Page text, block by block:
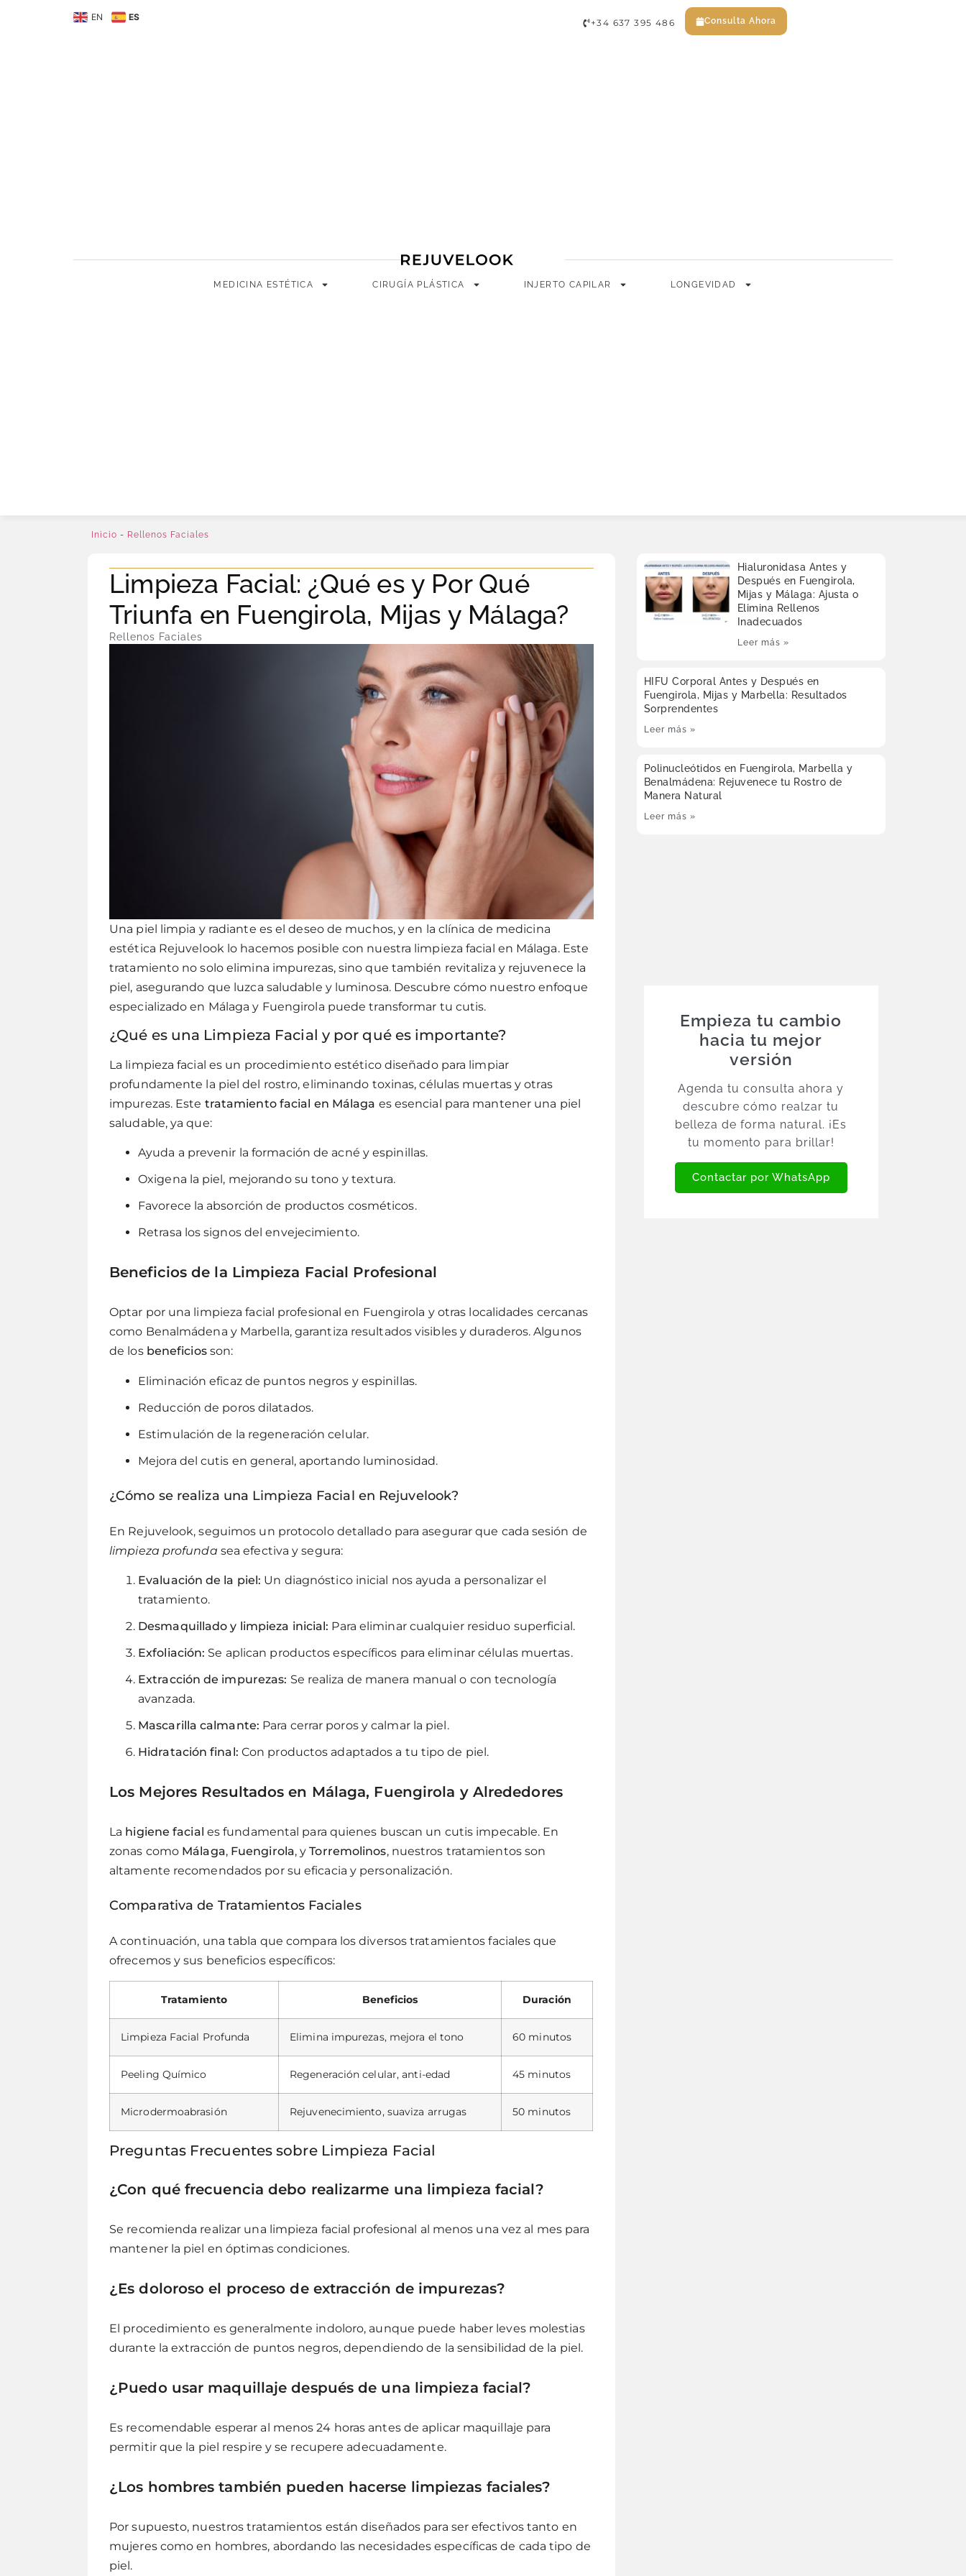
EN ES Consulta Ahora
EN ES
+34 637 395 486 Consulta Ahora
MEDICINA ESTÉTICA CIRUGÍA PLÁSTICA INJERTO CAPILAR LONGEVIDAD
Inicio - Rellenos Faciales
Limpieza Facial: ¿Qué es y Por Qué
Triunfa en Fuengirola, Mijas y Málaga?
Rellenos Faciales
Una piel limpia y radiante es el deseo de muchos, y en la clínica de medicina
estética Rejuvelook lo hacemos posible con nuestra limpieza facial en Málaga. Este
tratamiento no solo elimina impurezas, sino que también revitaliza y rejuvenece la
piel, asegurando que luzca saludable y luminosa. Descubre cómo nuestro enfoque
especializado en Málaga y Fuengirola puede transformar tu cutis.
¿Qué es una Limpieza Facial y por qué es importante?
La limpieza facial es un procedimiento estético diseñado para limpiar
profundamente la piel del rostro, eliminando toxinas, células muertas y otras
impurezas. Este tratamiento facial en Málaga es esencial para mantener una piel
saludable, ya que:
Ayuda a prevenir la formación de acné y espinillas.
Oxigena la piel, mejorando su tono y textura.
Favorece la absorción de productos cosméticos.
Retrasa los signos del envejecimiento.
Beneficios de la Limpieza Facial Profesional
Optar por una limpieza facial profesional en Fuengirola y otras localidades cercanas
como Benalmádena y Marbella, garantiza resultados visibles y duraderos. Algunos
de los beneficiosson:
Eliminación eficaz de puntos negros y espinillas.
Reducción de poros dilatados.
Estimulación de la regeneración celular.
Mejora del cutis en general, aportando luminosidad.
¿Cómo se realiza una Limpieza Facial en Rejuvelook?
En Rejuvelook, seguimos un protocolo detallado para asegurar que cada sesión de
limpieza profunda sea efectiva y segura:
Evaluación de la piel: Un diagnóstico inicial nos ayuda a personalizar el
tratamiento.
Desmaquillado y limpieza inicial: Para eliminar cualquier residuo superficial.
Exfoliación: Se aplican productos específicos para eliminar células muertas.
Extracción de impurezas: Se realiza de manera manual o con tecnología
avanzada.
Mascarilla calmante: Para cerrar poros y calmar la piel.
Hidratación final: Con productos adaptados a tu tipo de piel.
Los Mejores Resultados en Málaga, Fuengirola y Alrededores
La higiene facial es fundamental para quienes buscan un cutis impecable. En
zonas como Málaga, Fuengirola, yTorremolinos, nuestros tratamientos son
altamente recomendados por su eficacia y personalización.
Comparativa de Tratamientos Faciales
A continuación, una tabla que compara los diversos tratamientos faciales que
ofrecemos y sus beneficios específicos:
Tratamiento Beneficios Duración
Limpieza Facial Profunda Elimina impurezas, mejora el tono 60 minutos
Peeling Químico Regeneración celular, anti-edad 45 minutos
Microdermoabrasión Rejuvenecimiento, suaviza arrugas 50 minutos
Preguntas Frecuentes sobre Limpieza Facial
¿Con qué frecuencia debo realizarme una limpieza facial?
Se recomienda realizar una limpieza facial profesional al menos una vez al mes para
mantener la piel en óptimas condiciones.
¿Es doloroso el proceso de extracción de impurezas?
El procedimiento es generalmente indoloro, aunque puede haber leves molestias
durante la extracción de puntos negros, dependiendo de la sensibilidad de la piel.
¿Puedo usar maquillaje después de una limpieza facial?
Es recomendable esperar al menos 24 horas antes de aplicar maquillaje para
permitir que la piel respire y se recupere adecuadamente.
¿Los hombres también pueden hacerse limpiezas faciales?
Por supuesto, nuestros tratamientos están diseñados para ser efectivos tanto en
mujeres como en hombres, abordando las necesidades específicas de cada tipo de
piel.
Hialuronidasa Antes y
Después en Fuengirola,
Mijas y Málaga: Ajusta o
Elimina Rellenos
Inadecuados
Leer más »
HIFU Corporal Antes y Después en
Fuengirola, Mijas y Marbella: Resultados
Sorprendentes
Leer más »
Polinucleótidos en Fuengirola, Marbella y
Benalmádena: Rejuvenece tu Rostro de
Manera Natural
Leer más »
Empieza tu cambio
hacia tu mejor
versión
Agenda tu consulta ahora y
descubre cómo realzar tu
belleza de forma natural. ¡Es
tu momento para brillar!
Contactar por WhatsApp